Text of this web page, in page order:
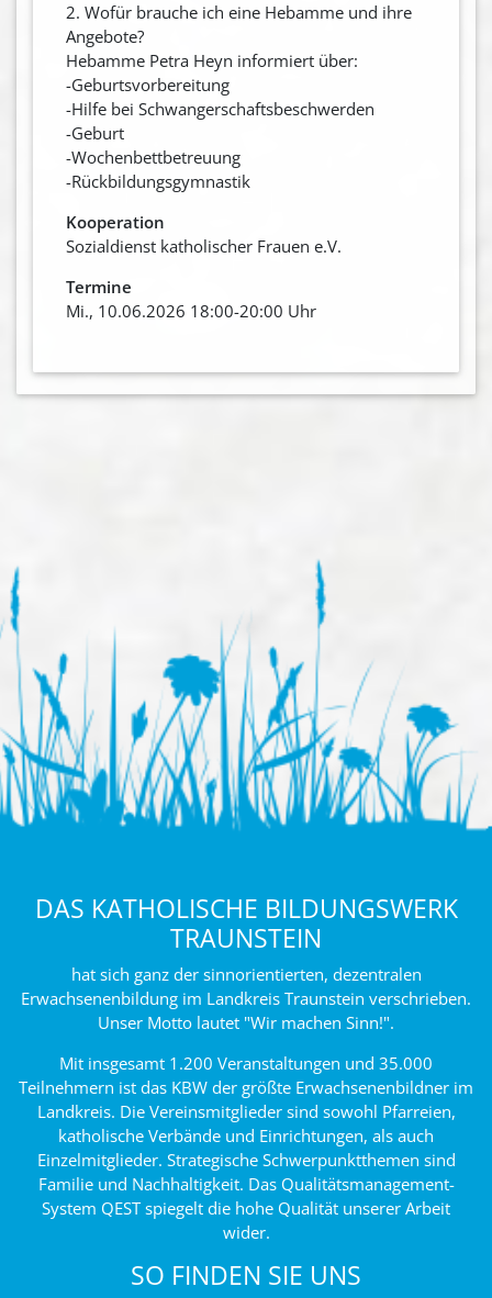
2. Wofür brauche ich eine Hebamme und ihre
Angebote?
Hebamme Petra Heyn informiert über:
-Geburtsvorbereitung
-Hilfe bei Schwangerschaftsbeschwerden
-Geburt
-Wochenbettbetreuung
-Rückbildungsgymnastik
Kooperation
Sozialdienst katholischer Frauen e.V.
Termine
Mi., 10.06.2026 18:00-20:00 Uhr
DAS KATHOLISCHE BILDUNGSWERK
TRAUNSTEIN
hat sich ganz der sinnorientierten, dezentralen
Erwachsenenbildung im Landkreis Traunstein verschrieben.
Unser Motto lautet "Wir machen Sinn!".
Mit insgesamt 1.200 Veranstaltungen und 35.000
Teilnehmern ist das KBW der größte Erwachsenenbildner im
Landkreis. Die Vereinsmitglieder sind sowohl Pfarreien,
katholische Verbände und Einrichtungen, als auch
Einzelmitglieder. Strategische Schwerpunktthemen sind
Familie und Nachhaltigkeit. Das Qualitätsmanagement-
System QEST spiegelt die hohe Qualität unserer Arbeit
wider.
SO FINDEN SIE UNS